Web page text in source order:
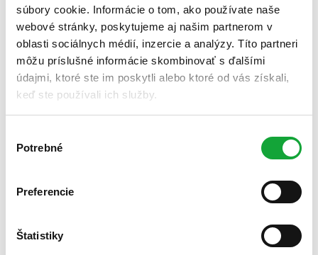
súbory cookie. Informácie o tom, ako používate naše
webové stránky, poskytujeme aj našim partnerom v
oblasti sociálnych médií, inzercie a analýzy. Títo partneri
môžu príslušné informácie skombinovať s ďalšími
údajmi, ktoré ste im poskytli alebo ktoré od vás získali,
keď ste používali ich služby.
súhlasu
Potrebné
Preferencie
Štatistiky